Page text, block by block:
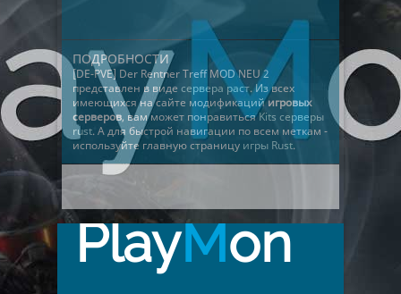
ПОДРОБНОСТИ
[DE-PVE] Der Rentner Treff MOD NEU 2
представлен в виде сервера раст. Из всех
имеющихся на сайте модификацийигровых
серверов, вам может понравитьсяKits серверы
rust. А для быстрой навигации по всем меткам -
используйте главную страницу игры Rust.
PlayMon